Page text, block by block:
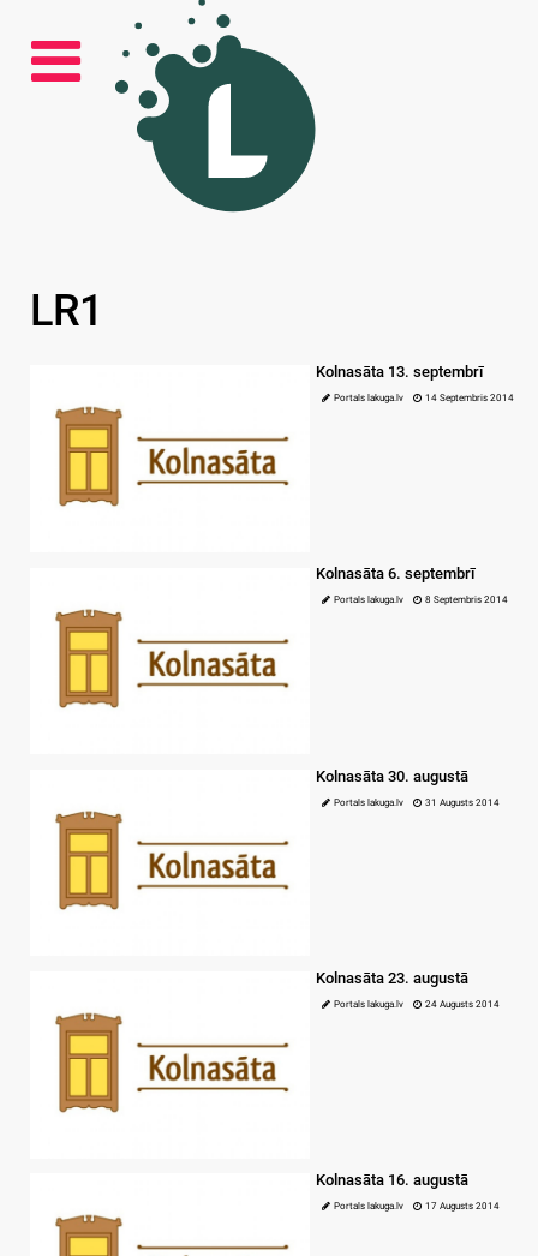
LR1
Kolnasāta 13. septembrī
Portals lakuga.lv 14 Septembris 2014
Kolnasāta 6. septembrī
Portals lakuga.lv 8 Septembris 2014
Kolnasāta 30. augustā
Portals lakuga.lv 31 Augusts 2014
Kolnasāta 23. augustā
Portals lakuga.lv 24 Augusts 2014
Kolnasāta 16. augustā
Portals lakuga.lv 17 Augusts 2014